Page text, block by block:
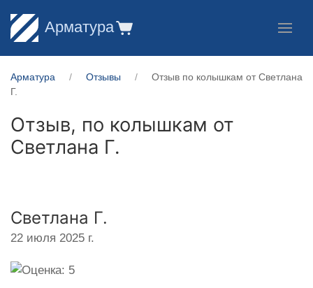
Арматура
Арматура Отзывы
Отзыв по колышкам от Светлана
Г.
Отзыв, по колышкам от
Светлана Г.
Светлана Г.
22 июля 2025 г.